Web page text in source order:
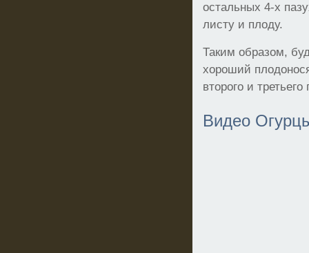
остальных 4-х
листу и плоду.
Таким образом,
хороший
второго и третьего
Видео